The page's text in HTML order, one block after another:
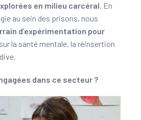
en milieu carcéral. En
au sein des prisons, nous
d’expérimentation pour
sur la santé mentale, la réinsertion
dans ce secteur ?